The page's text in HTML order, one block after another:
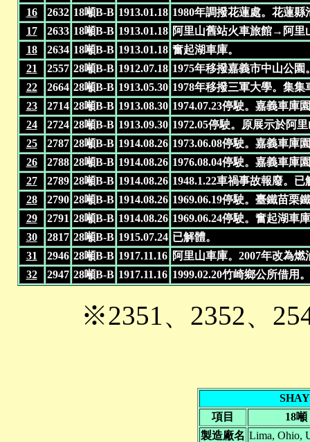
16
2632 18噸B-B 1913.01.18 1980年調撥花蓮處。花蓮
17
2633 18噸B-B 1913.01.18 阿里山舊站火車旅館→阿里
18
2634 18噸B-B 1913.01.18 奮起湖車庫。
21
2557 28噸B-B 1912.07.18 1975年移撥嘉義市中山公
22
2664 28噸B-B 1913.05.30 1978年移撥三軍大學。集集
23
2714 28噸B-B 1913.08.30 1974.07.23停駛。嘉義車庫
24
2724 28噸B-B 1913.09.30 1972.05停駛。原展示於阿
25
2787 28噸B-B 1914.08.26 1973.06.08停駛。嘉義車庫
26
2788 28噸B-B 1914.08.26 1976.08.04停駛。嘉義車庫
27
2789 28噸B-B 1914.08.26 1948.1.22車禍事故報廢。已
28
2790 28噸B-B 1914.08.26 1969.06.19停駛。臺鐵苗栗
29
2791 28噸B-B 1914.08.26 1969.06.24停駛。奮起湖車
30
2817 28噸B-B 1915.07.24 已解體。
31
2946 28噸B-B 1917.11.16 阿里山車庫。2007年改為
32
2947 28噸B-B 1917.11.16 1999.02.20竹崎鄉公所借用
※2351、2352、
項目
18噸
製造廠名 Lima, Ohio,